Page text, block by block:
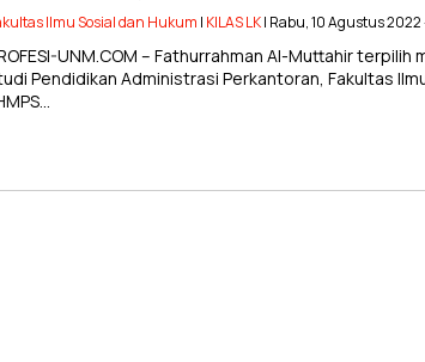
Ilmu Sosial dan Hukum | KILAS LK| Rabu, 10 Agustus
UNM.COM – Fathurrahman Al-Muttahir
Pendidikan Administrasi Perkantoran, Fakultas